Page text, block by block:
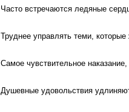
Часто встречаются ледяные
Труднее управлять теми,
Самое чувствительное
Душевные удовольствия